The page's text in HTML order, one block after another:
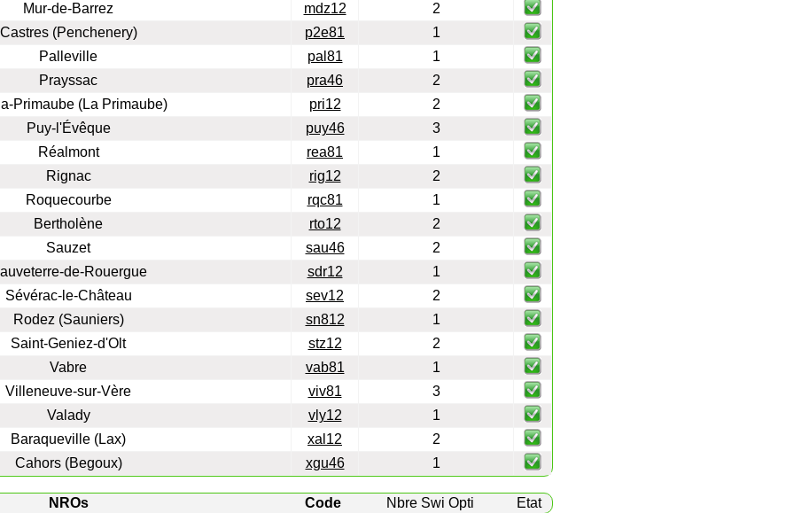
Mur-de-Barrez
mdz12
2
Castres (Penchenery)
p2e81
1
Palleville
pal81
1
Prayssac
pra46
2
Primaube (La Primaube)
pri12
2
Puy-l'Évêque
puy46
3
Réalmont
rea81
1
Rignac
rig12
2
Roquecourbe
rqc81
1
Bertholène
rto12
2
Sauzet
sau46
2
de-Rouergue
sdr12
1
Sévérac-le-Château
sev12
2
Rodez (Sauniers)
sn812
1
Saint-Geniez-d'Olt
stz12
2
Vabre
vab81
1
Villeneuve-sur-Vère
viv81
3
Valady
vly12
1
Baraqueville (Lax)
xal12
2
Cahors (Begoux)
xgu46 1
NROs Code Nbre Swi Opti Etat